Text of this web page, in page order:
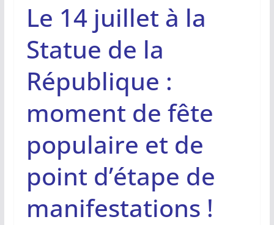
Le 14 juillet à la
Statue de la
République :
moment de fête
populaire et de
point d’étape de
manifestations !